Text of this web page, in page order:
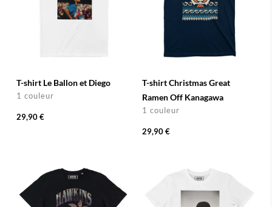
T-shirt Le Ballon et Diego
1 couleur
29,90 €
T-shirt Christmas Great
Ramen Off Kanagawa
1 couleur
29,90 €